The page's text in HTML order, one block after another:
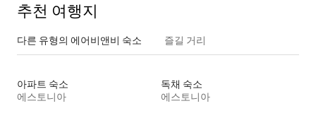
추천 여행지
다른 유형의 에어비앤비 숙소 즐길 거리
아파트 숙소
에스토니아
독채 숙소
에스토니아